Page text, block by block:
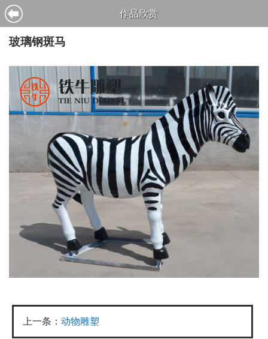
作品欣赏
玻璃钢斑马
上一条： 动物雕塑